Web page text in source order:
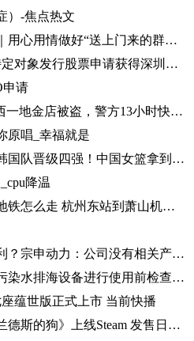
）-焦点热文
环球微资讯！政前方快评｜用心用情做好“送上门来的群众工作”
速看：泰嘉股份: 关于向特定对象发行股票申请获得深圳证券交易所上市审核中心审核通过的公告
申请
“我的金店被人偷了！”江西一地金店被盗，警方13小时快速侦破 每日看点
原唱_幸福就是
世界快看点丨亚洲杯击败韩国队晋级四强！中国女篮拿到世界杯及奥运资格赛席位
降温
从杭州东站到萧山机场坐地铁怎么走 杭州东站到萧山机场有地铁 环球要闻
公司有没有减速器相关专利？宗申动力：公司没有相关产品以及专利
日本核监管机构对福岛核污染水排海设备进行使用前检查_速递
蕴世版正式上市 当前快播
环球即时：冒险游戏《佛兰德斯的狗》上线Steam 发售日期待定